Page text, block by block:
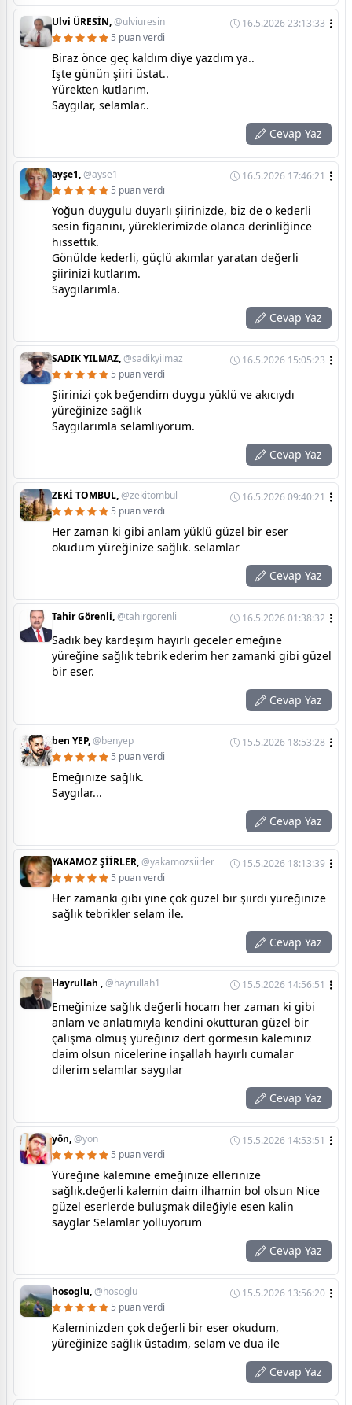
Ulvi ÜRESİN,@ulviuresin
16.5.2026 23:13:33
5 puan verdi
Biraz önce geç kaldım diye yazdım ya..
İşte günün şiiri üstat..
Yürekten kutlarım.
Saygılar, selamlar..
Cevap Yaz
ayşe1,@ayse1
16.5.2026 17:46:21
5 puan verdi
Yoğun duygulu duyarlı şiirinizde, biz de o kederli
sesin figanını, yüreklerimizde olanca derinliğince
hissettik.
Gönülde kederli, güçlü akımlar yaratan değerli
şiirinizi kutlarım.
Saygılarımla.
Cevap Yaz
SADIK YILMAZ,@sadikyilmaz
16.5.2026 15:05:23
5 puan verdi
Şiirinizi çok beğendim duygu yüklü ve akıcıydı
yüreğinize sağlık
Saygılarımla selamlıyorum.
Cevap Yaz
ZEKİ TOMBUL,@zekitombul
16.5.2026 09:40:21
5 puan verdi
Her zaman ki gibi anlam yüklü güzel bir eser
okudum yüreğinize sağlık. selamlar
Cevap Yaz
Tahir Görenli,@tahirgorenli 16.5.2026 01:38:32
Sadık bey kardeşim hayırlı geceler emeğine
yüreğine sağlık tebrik ederim her zamanki gibi güzel
bir eser.
Cevap Yaz
ben YEP,@benyep
15.5.2026 18:53:28
5 puan verdi
Emeğinize sağlık.
Saygılar...
Cevap Yaz
YAKAMOZ ŞİİRLER,@yakamozsiirler
15.5.2026 18:13:39
5 puan verdi
Her zamanki gibi yine çok güzel bir şiirdi yüreğinize
sağlık tebrikler selam ile.
Cevap Yaz
Hayrullah ,@hayrullah1 15.5.2026 14:56:51
Emeğinize sağlık değerli hocam her zaman ki gibi
anlam ve anlatımıyla kendini okutturan güzel bir
çalışma olmuş yüreğiniz dert görmesin kaleminiz
daim olsun nicelerine inşallah hayırlı cumalar
dilerim selamlar saygılar
Cevap Yaz
yön,@yon
15.5.2026 14:53:51
5 puan verdi
Yüreğine kalemine emeğinize ellerinize
sağlık.değerli kalemin daim ilhamin bol olsun Nice
güzel eserlerde buluşmak dileğiyle esen kalin
sayglar Selamlar yolluyorum
Cevap Yaz
hosoglu,@hosoglu
15.5.2026 13:56:20
5 puan verdi
Kaleminizden çok değerli bir eser okudum,
yüreğinize sağlık üstadım, selam ve dua ile
Cevap Yaz